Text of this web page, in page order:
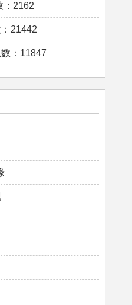
：2162
21442
：11847